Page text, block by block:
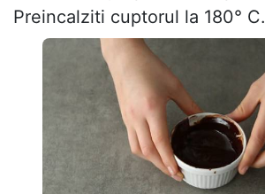
Preincalziti cuptorul la 180° C.